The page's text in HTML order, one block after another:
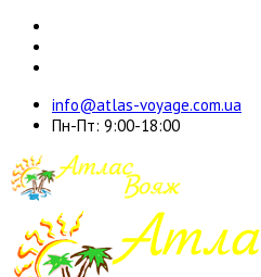
info@atlas-voyage.com.ua
Пн-Пт: 9:00-18:00